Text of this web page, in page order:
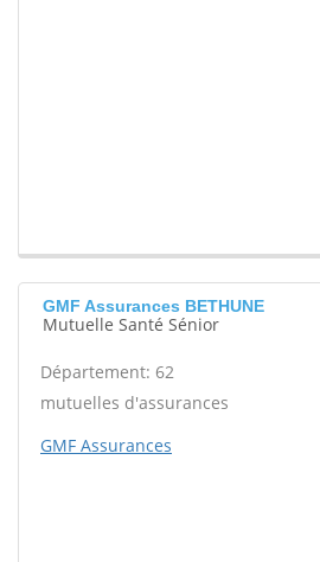
GMF Assurances BETHUNE
Mutuelle Santé Sénior
Département: 62
mutuelles d'assurances
GMF Assurances